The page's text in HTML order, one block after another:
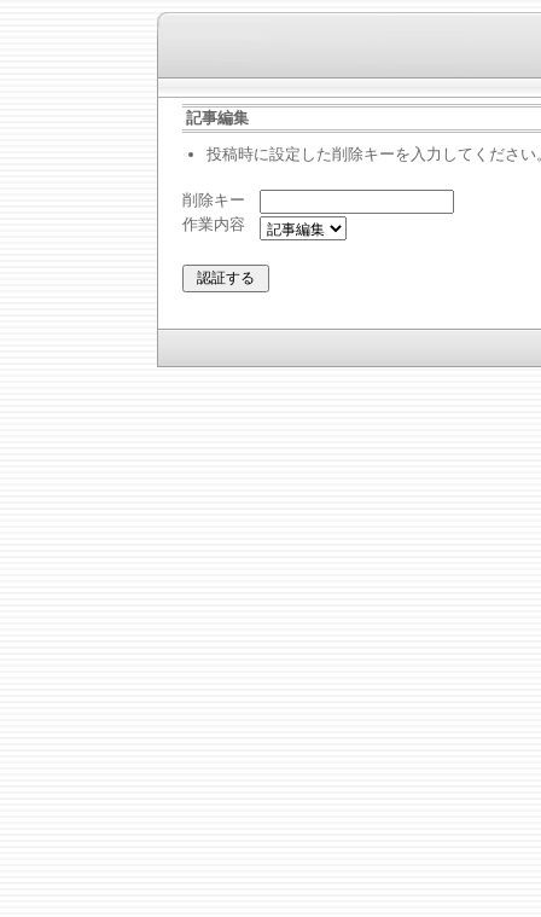
記事編集
投稿時に設定した削除キーを入力してください
削除キー
作業内容